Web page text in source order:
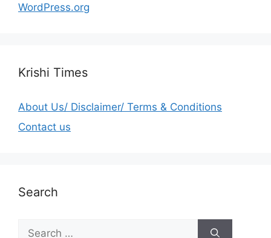
WordPress.org
Krishi Times
About Us/ Disclaimer/ Terms & Conditions
Contact us
Search